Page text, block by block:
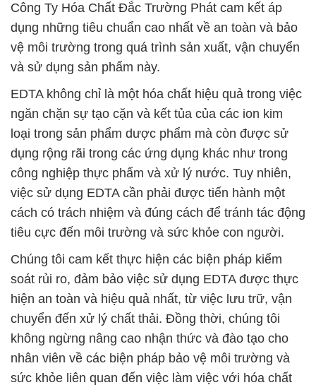
Công Ty Hóa Chất Đắc Trường Phát cam kết áp
dụng những tiêu chuẩn cao nhất về an toàn và bảo
vệ môi trường trong quá trình sản xuất, vận chuyển
và sử dụng sản phẩm này.
EDTA không chỉ là một hóa chất hiệu quả trong việc
ngăn chặn sự tạo cặn và kết tủa của các ion kim
loại trong sản phẩm dược phẩm mà còn được sử
dụng rộng rãi trong các ứng dụng khác như trong
công nghiệp thực phẩm và xử lý nước. Tuy nhiên,
việc sử dụng EDTA cần phải được tiến hành một
cách có trách nhiệm và đúng cách để tránh tác động
tiêu cực đến môi trường và sức khỏe con người.
Chúng tôi cam kết thực hiện các biện pháp kiểm
soát rủi ro, đảm bảo việc sử dụng EDTA được thực
hiện an toàn và hiệu quả nhất, từ việc lưu trữ, vận
chuyển đến xử lý chất thải. Đồng thời, chúng tôi
không ngừng nâng cao nhận thức và đào tạo cho
nhân viên về các biện pháp bảo vệ môi trường và
sức khỏe liên quan đến việc làm việc với hóa chất